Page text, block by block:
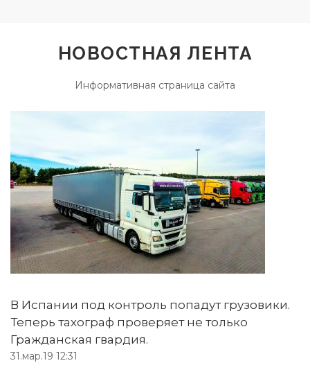
НОВОСТНАЯ ЛЕНТА
Информативная страница сайта
В Испании под контроль попадут грузовики.
Теперь тахограф проверяет не только
Гражданская гвардия.
31.мар.19 12:31